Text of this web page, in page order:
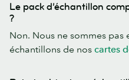
Le pack d’échantillon
?
Non. Nous ne sommes pas
échantillons de nos cartes